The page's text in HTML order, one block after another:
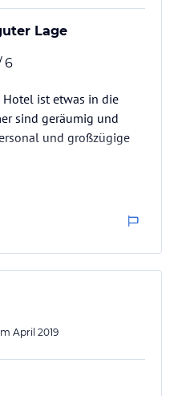
Lage
6
ist etwas in die
sind geräumig und
und großzügige
April 2019